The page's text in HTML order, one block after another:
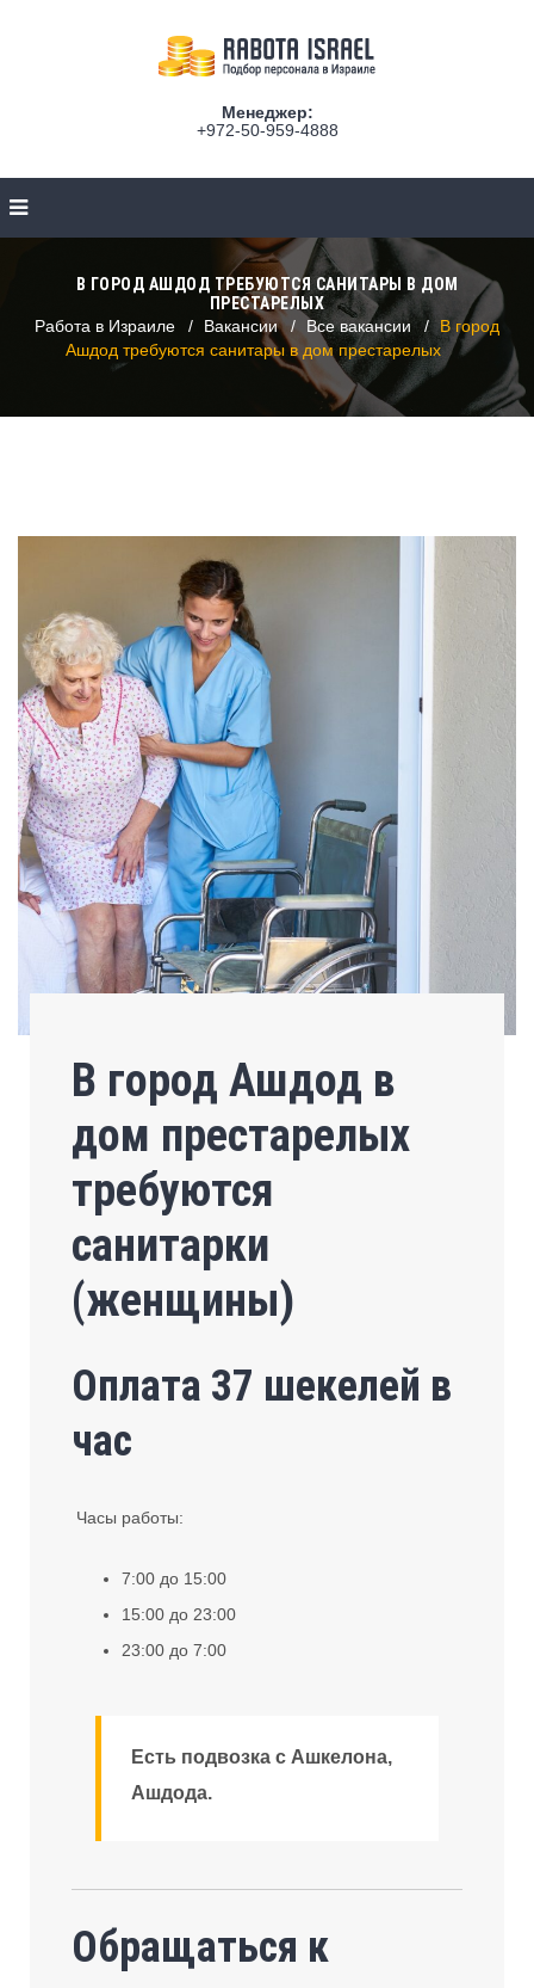
Менеджер:
+972-50-959-4888
В ГОРОД АШДОД ТРЕБУЮТСЯ САНИТАРЫ В ДОМ
ПРЕСТАРЕЛЫХ
Работа в Израиле
Вакансии Все вакансии
В город
Ашдод требуются санитары в дом престарелых
В город Ашдод в
дом престарелых
требуются
санитарки
(женщины)
Оплата 37 шекелей в
час
‏ Часы работы:
7:00 до 15:00
15:00 до 23:00
23:00 до 7:00
Есть подвозка с Ашкелона,
Ашдода.
Обращаться к